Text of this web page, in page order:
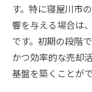
す。特に寝屋川市
響を与える場合は
です。初期の段階
かつ効率的な売却
基盤を築くことが